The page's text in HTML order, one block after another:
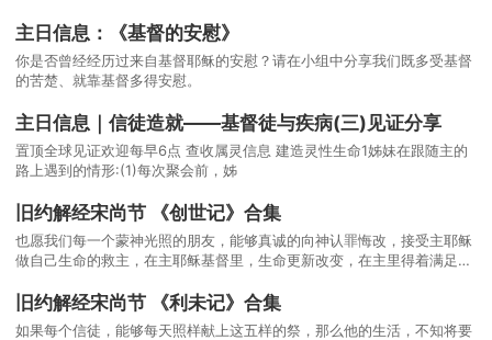
主日信息：《基督的安慰》
你是否曾经经历过来自基督耶稣的安慰？请在小组中分享我们既多受基督
的苦楚、就靠基督多得安慰。
主日信息｜信徒造就——基督徒与疾病(三)见证分享
置顶全球见证欢迎每早6点 查收属灵信息 建造灵性生命1姊妹在跟随主的
路上遇到的情形:(1)每次聚会前，姊
旧约解经宋尚节 《创世记》合集
也愿我们每一个蒙神光照的朋友，能够真诚的向神认罪悔改，接受主耶稣
做自己生命的救主，在主耶稣基督里，生命更新改变，在主里得着满足的
旧约解经宋尚节 《利未记》合集
如果每个信徒，能够每天照样献上这五样的祭，那么他的生活，不知将要